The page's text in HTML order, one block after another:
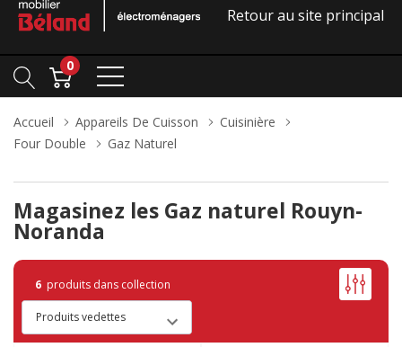
Retour au site principal
0
Accueil Appareils De Cuisson
Cuisinière
Four Double
Gaz Naturel
Magasinez les Gaz naturel Rouyn-
Noranda
6 produits dans collection